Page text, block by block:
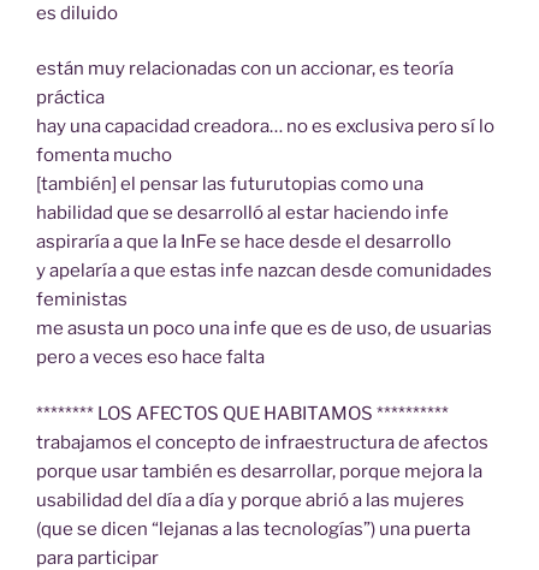
es diluido
están muy relacionadas con un accionar, es teoría
práctica
hay una capacidad creadora… no es exclusiva pero sí lo
fomenta mucho
[también] el pensar las futurutopias como una
habilidad que se desarrolló al estar haciendo infe
aspiraría a que la InFe se hace desde el desarrollo
y apelaría a que estas infe nazcan desde comunidades
feministas
me asusta un poco una infe que es de uso, de usuarias
pero a veces eso hace falta
******** LOS AFECTOS QUE HABITAMOS **********
trabajamos el concepto de infraestructura de afectos
porque usar también es desarrollar, porque mejora la
usabilidad del día a día y porque abrió a las mujeres
(que se dicen “lejanas a las tecnologías”) una puerta
para participar